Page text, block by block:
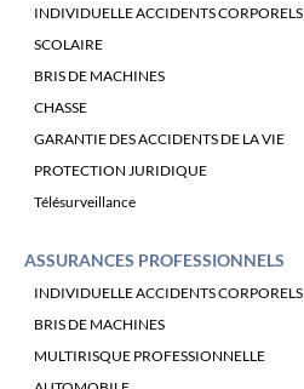
INDIVIDUELLE ACCIDENTS CORPORELS
SCOLAIRE
BRIS DE MACHINES
CHASSE
GARANTIE DES ACCIDENTS DE LA VIE
PROTECTION JURIDIQUE
Télésurveillance
ASSURANCES PROFESSIONNELS
INDIVIDUELLE ACCIDENTS CORPORELS
BRIS DE MACHINES
MULTIRISQUE PROFESSIONNELLE